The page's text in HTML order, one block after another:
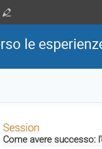
le
Session
Come avere successo: